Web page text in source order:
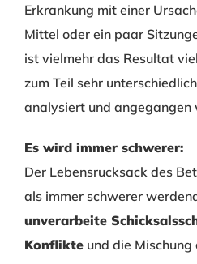
Erkrankung mit einer
Mittel oder ein paar
ist vielmehr das Resultat
zum Teil sehr
analysiert und angegangen
Es wird immer schwerer:
Der Lebensrucksack des
als immer schwerer
unverarbeite
Konflikte und die